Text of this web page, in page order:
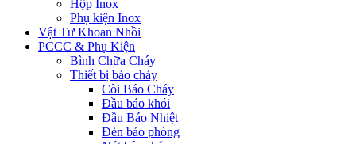
Hộp Inox
Phụ kiện Inox
Vật Tư Khoan Nhồi
PCCC & Phụ Kiện
Bình Chữa Cháy
Thiết bị báo cháy
Còi Báo Cháy
Đầu báo khói
Đầu Báo Nhiệt
Đèn báo phòng